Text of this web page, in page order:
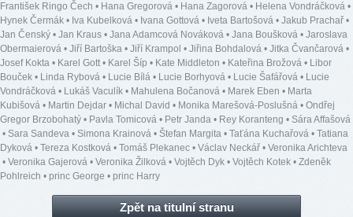
František Ringo Čech • Hana Gregorová • Hana Zagorová • Helena Vondráčková •
Hynek Čermák • Iva Kubelková • Ivana Gottová • Iveta Bartošová • Jakub Prachař •
Jan Čenský • Jan Kraus • Jana Adamcová Nováková • Jana Boušková • Jaroslava
Obermaierová • Jiří Bartoška • Jiří Krampol • Jiřina Bohdalová • Jitka Čvančarová •
Josef Kokta • Karel Gott• Karel Šíp • Kate Middleton • Kateřina Brožová • Libor
Bouček • Linda Rybová • Lucie Bílá • Lucie Borhyová • Lucie Šafářová • Lucie
Vondráčková • Lukáš Vaculík • Mahulena Bočanová • Marek Eben • Marta
Kubišová • Martin Dejdar • Michal David • Monika Marešová-Poslušná • Ondřej
Gregor Brzobohatý • Pavla Tomicová • Petr Janda • Rey Koranteng • Sára Affašová
• Sara Sandeva • Simona Krainová • Štefan Margita • Taťána Kuchařová • Tatiana
Dyková • Tereza Kostková • Tomáš Plekanec • Václav Neckář • Veronika Arichteva
• Veronika Gajerová • Veronika Žilková • Vojtěch Dyk • Vojtěch Kotek • Zdeněk
Pohlreich • princ George • princ Harry
Zpět na titulní stranu